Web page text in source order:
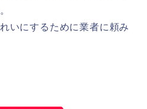
いにするために業者に頼み